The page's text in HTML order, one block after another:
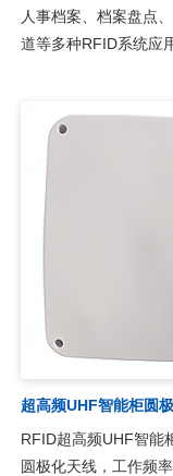
人事档案、档案盘点
道等多种RFID系统应
超高频UHF智能柜圆
RFID超高频UHF智能
圆极化天线，工作频